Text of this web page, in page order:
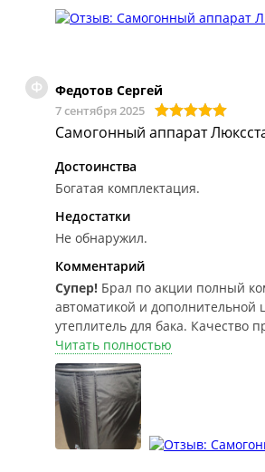
Ф Федотов Сергей
7 сентября 2025
Самогонный аппарат
Достоинства
Богатая комплектация.
Недостатки
Не обнаружил.
Комментарий
Супер! Брал по акции полный
автоматикой и дополнительной
утеплитель для бака. Качество
отбора меня полностью
Читать полностью